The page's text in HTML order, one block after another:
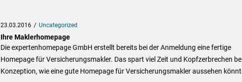
23.03.2016 Uncategorized
Ihre Maklerhomepage
Die expertenhomepage GmbH erstellt bereits bei der Anmeldung eine fertige
Homepage für Versicherungsmakler. Das spart viel Zeit und Kopfzerbrechen
Konzeption, wie eine gute Homepage für Versicherungsmakler aussehen